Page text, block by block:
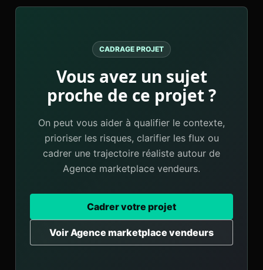
CADRAGE PROJET
Vous avez un sujet
proche de ce projet ?
On peut vous aider à qualifier le contexte,
prioriser les risques, clarifier les flux ou
cadrer une trajectoire réaliste autour de
Agence marketplace vendeurs.
Cadrer votre projet
Voir Agence marketplace vendeurs